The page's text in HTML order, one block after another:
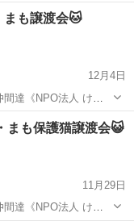
まも譲渡会🐱
12月4日
《NPO法人 け
まも保護猫譲渡会😺
11月29日
《NPO法人 け